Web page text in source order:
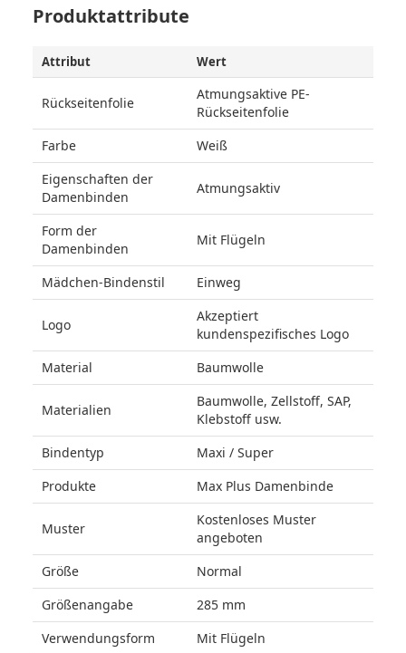
Produktattribute
Attribut Wert
Rückseitenfolie
Atmungsaktive PE-
Rückseitenfolie
Farbe
Weiß
Eigenschaften der
Damenbinden
Atmungsaktiv
Form der
Damenbinden
Mit Flügeln
Mädchen-Bindenstil Einweg
Logo
Akzeptiert
kundenspezifisches Logo
Material
Baumwolle
Materialien
Baumwolle, Zellstoff, SAP,
Klebstoff usw.
Bindentyp
Maxi / Super
Produkte
Max Plus Damenbinde
Muster
Kostenloses Muster
angeboten
Größe
Normal
Größenangabe
285 mm
Verwendungsform
Mit Flügeln